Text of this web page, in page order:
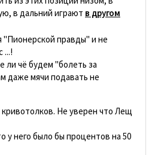
в дальний играют в другом
"Пионерской правды" и не
...!
ли чё будем "болеть за
даже мячи подавать не
Не уверен что Лещ
у него было бы процентов на 50